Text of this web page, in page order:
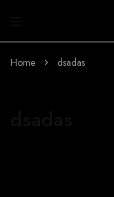
Búth
Home dsadas